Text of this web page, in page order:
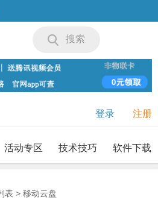
搜索
登录 注册
活动专区 技术技巧 软件下载
表 > 移动云盘